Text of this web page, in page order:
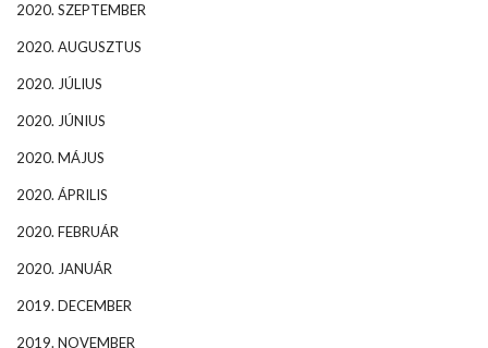
2020. SZEPTEMBER
2020. AUGUSZTUS
2020. JÚLIUS
2020. JÚNIUS
2020. MÁJUS
2020. ÁPRILIS
2020. FEBRUÁR
2020. JANUÁR
2019. DECEMBER
2019. NOVEMBER